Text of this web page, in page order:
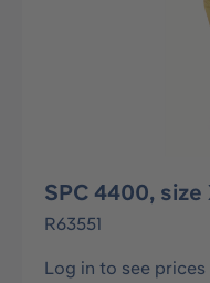
SPC 4400,
R63551
Log in to see prices